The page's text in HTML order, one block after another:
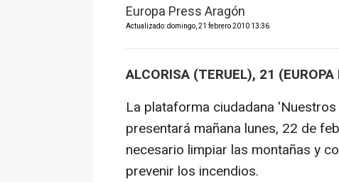
Europa Press Aragón
Actualizado: domingo, 21 febrero 2010 13:36
ALCORISA (TERUEL), 21 (EUROPA
La plataforma ciudadana
presentará mañana lunes, 22 de
necesario limpiar las montañas y
prevenir los incendios.